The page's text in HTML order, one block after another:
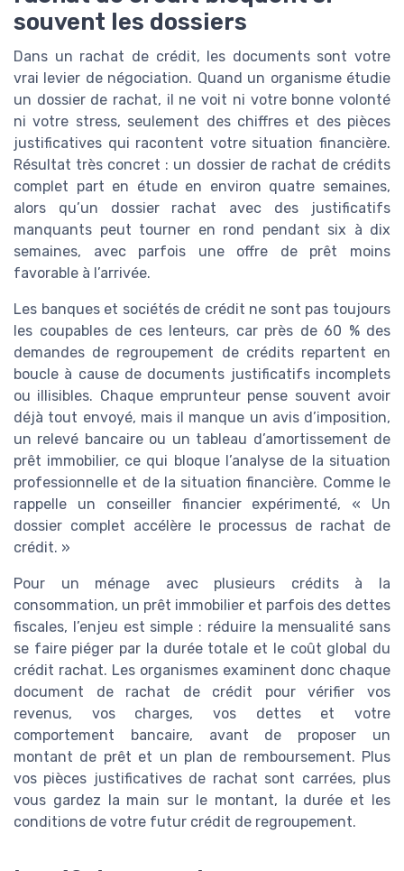
souvent les dossiers
Dans un rachat de crédit, les documents sont votre
vrai levier de négociation. Quand un organisme étudie
un dossier de rachat, il ne voit ni votre bonne volonté
ni votre stress, seulement des chiffres et des pièces
justificatives qui racontent votre situation financière.
Résultat très concret : un dossier de rachat de crédits
complet part en étude en environ quatre semaines,
alors qu’un dossier rachat avec des justificatifs
manquants peut tourner en rond pendant six à dix
semaines, avec parfois une offre de prêt moins
favorable à l’arrivée.
Les banques et sociétés de crédit ne sont pas toujours
les coupables de ces lenteurs, car près de 60 % des
demandes de regroupement de crédits repartent en
boucle à cause de documents justificatifs incomplets
ou illisibles. Chaque emprunteur pense souvent avoir
déjà tout envoyé, mais il manque un avis d’imposition,
un relevé bancaire ou un tableau d’amortissement de
prêt immobilier, ce qui bloque l’analyse de la situation
professionnelle et de la situation financière. Comme le
rappelle un conseiller financier expérimenté, « Un
dossier complet accélère le processus de rachat de
crédit. »
Pour un ménage avec plusieurs crédits à la
consommation, un prêt immobilier et parfois des dettes
fiscales, l’enjeu est simple : réduire la mensualité sans
se faire piéger par la durée totale et le coût global du
crédit rachat. Les organismes examinent donc chaque
document de rachat de crédit pour vérifier vos
revenus, vos charges, vos dettes et votre
comportement bancaire, avant de proposer un
montant de prêt et un plan de remboursement. Plus
vos pièces justificatives de rachat sont carrées, plus
vous gardez la main sur le montant, la durée et les
conditions de votre futur crédit de regroupement.